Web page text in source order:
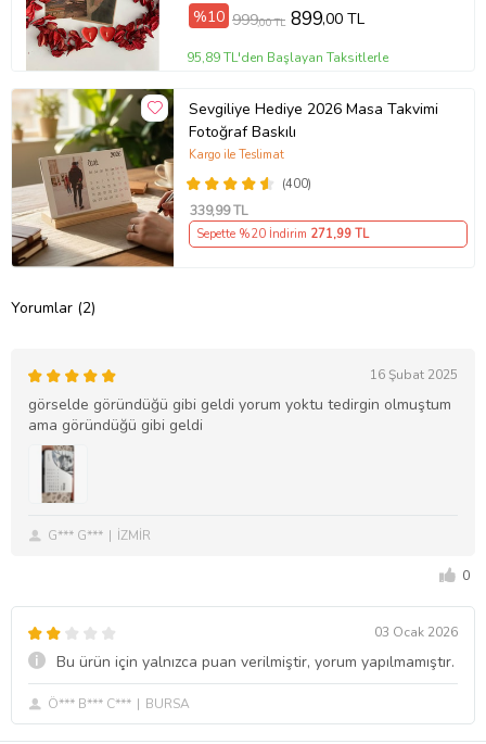
%10 999,00 TL 899,00 TL
95,89 TL'den Başlayan Taksitlerle
Sevgiliye Hediye 2026 Masa Takvimi
Fotoğraf Baskılı
(400)
Kargo ile Teslimat
339,99 TL
Sepette %20 İndirim 271,99 TL
Yorumlar (2)
16 Şubat 2025
görselde göründüğü gibi geldi yorum yoktu tedirgin olmuştum
ama göründüğü gibi geldi
G*** G*** İZMİR
0
03 Ocak 2026
Bu ürün için yalnızca puan verilmiştir, yorum yapılmamıştır.
Ö*** B*** C*** BURSA